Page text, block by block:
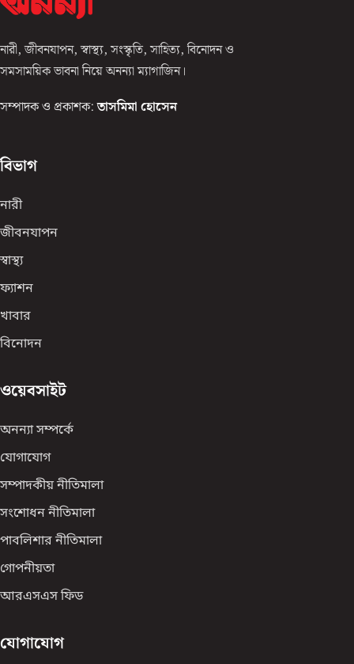
নারী, জীবনযাপন, স্বাস্থ্য, সংস্কৃতি, সাহিত্য, বিনোদন ও
সমসাময়িক ভাবনা নিয়ে অনন্যা ম্যাগাজিন।
সম্পাদক ও প্রকাশক: তাসমিমা হোসেন
বিভাগ
নারী
জীবনযাপন
স্বাস্থ্য
ফ্যাশন
খাবার
বিনোদন
ওয়েবসাইট
অনন্যা সম্পর্কে
যোগাযোগ
সম্পাদকীয় নীতিমালা
সংশোধন নীতিমালা
পাবলিশার নীতিমালা
গোপনীয়তা
আরএসএস ফিড
যোগাযোগ